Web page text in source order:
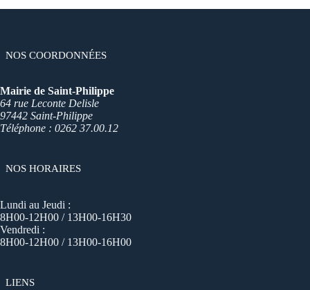
NOS COORDONNÉES
Mairie de Saint-Philippe
64 rue Leconte Delisle
97442 Saint-Philippe
Téléphone : 0262 37.00.12
NOS HORAIRES
Lundi au Jeudi :
8H00-12H00 / 13H00-16H30
Vendredi :
8H00-12H00 / 13H00-16H00
LIENS